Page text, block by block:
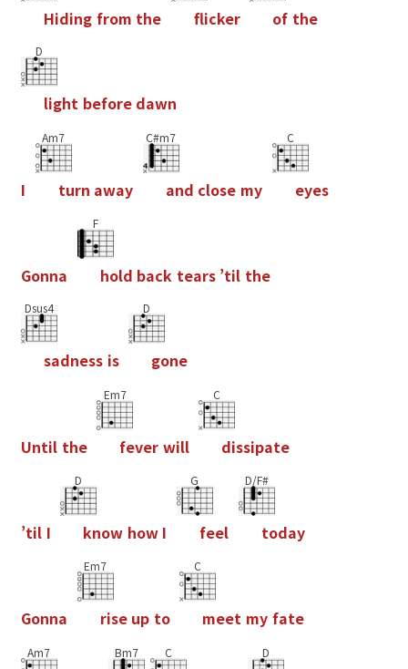
Hiding from the ficker of the
D
light before dawn
I
Am7
turn away
C#m7
and close my
C
eyes
Gonna
F
hold back tears ’til the
Dsus4
sadness is
D
gone
Until the
Em7
fever will
C
dissipate
’til I
D
know how I
G
feel
D/F#
today
Gonna
Em7
rise up to
C
meet my fate
Am7 Bm7 C D